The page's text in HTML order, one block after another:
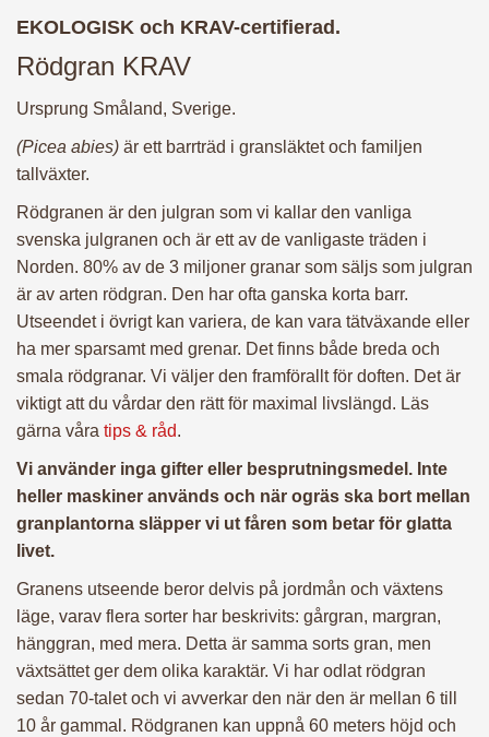
minuter kvar till leverans.
Ändra leveransdatum
EKOLOGISK och KRAV-certifierad.
Rödgran KRAV
Ursprung Småland, Sverige.
(Picea abies) är ett barrträd i gransläktet och familjen
tallväxter.
Rödgranen är den julgran som vi kallar den vanliga
svenska julgranen och är ett av de vanligaste träden i
Norden. 80% av de 3 miljoner granar som säljs som julgran
är av arten rödgran. Den har ofta ganska korta barr.
Utseendet i övrigt kan variera, de kan vara tätväxande eller
ha mer sparsamt med grenar. Det finns både breda och
smala rödgranar. Vi väljer den framförallt för doften. Det är
viktigt att du vårdar den rätt för maximal livslängd. Läs
gärna våra tips & råd.
Vi använder inga gifter eller besprutningsmedel. Inte
heller maskiner används och när ogräs ska bort mellan
granplantorna släpper vi ut fåren som betar för glatta
livet.
Granens utseende beror delvis på jordmån och växtens
läge, varav flera sorter har beskrivits: gårgran, margran,
hänggran, med mera. Detta är samma sorts gran, men
växtsättet ger dem olika karaktär. Vi har odlat rödgran
sedan 70-talet och vi avverkar den när den är mellan 6 till
10 år gammal. Rödgranen kan uppnå 60 meters höjd och